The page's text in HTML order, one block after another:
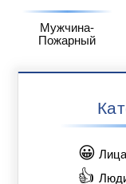
Мужчина-
Пожарный
😀
👍